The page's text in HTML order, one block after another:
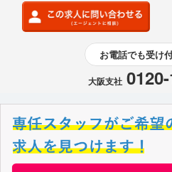
お電話でも受け
大阪支社